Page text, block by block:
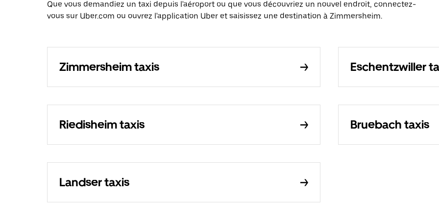
Que vous demandiez un taxi depuis l'aéroport ou que vous découvriez un nouvel endroit, connectez-
vous sur Uber.com ou ouvrez l'application Uber et saisissez une destination à Zimmersheim.
Zimmersheim taxis Eschentzwiller
Riedisheim taxis Bruebach taxis
Landser taxis